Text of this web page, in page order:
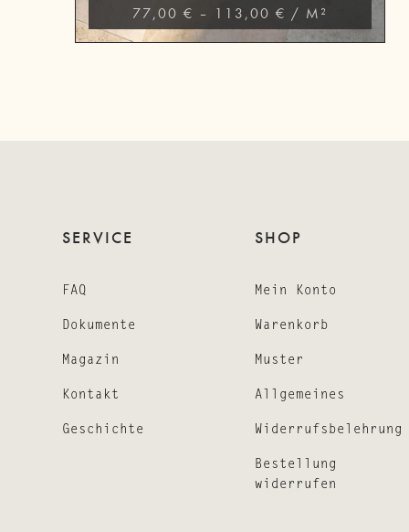
77,00 € – 113,00 € / M²
SERVICE
FAQ
Dokumente
Magazin
Kontakt
Geschichte
SHOP
Mein Konto
Warenkorb
Muster
Allgemeines
Widerrufsbelehrung
Bestellung
widerrufen